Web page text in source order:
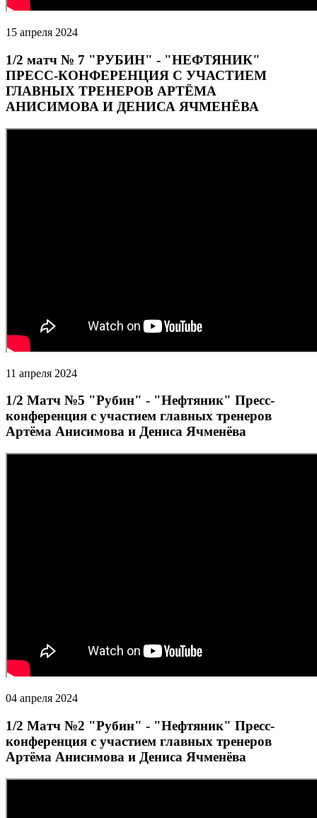
15 апреля 2024
1/2 матч № 7 "РУБИН" - "НЕФТЯНИК"
ПРЕСС-КОНФЕРЕНЦИЯ С УЧАСТИЕМ
ГЛАВНЫХ ТРЕНЕРОВ АРТЁМА
АНИСИМОВА И ДЕНИСА ЯЧМЕНЁВА
11 апреля 2024
1/2 Матч №5 "Рубин" - "Нефтяник" Пресс-
конференция с участием главных тренеров
Артёма Анисимова и Дениса Ячменёва
04 апреля 2024
1/2 Матч №2 "Рубин" - "Нефтяник" Пресс-
конференция с участием главных тренеров
Артёма Анисимова и Дениса Ячменёва